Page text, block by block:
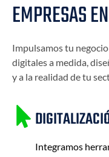
EMPRESAS
Impulsamos tu
digitales a medida,
y a la realidad de tu
Integramos